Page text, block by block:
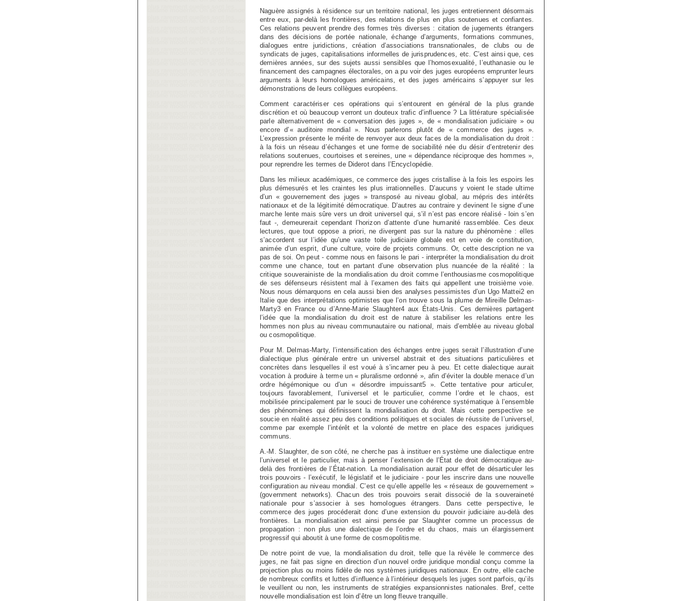
Naguère assignés à résidence sur un territoire national, les juges entretiennent désormais
entre eux, par-delà les frontières, des relations de plus en plus soutenues et confiantes.
Ces relations peuvent prendre des formes très diverses : citation de jugements étrangers
dans des décisions de portée nationale, échange d’arguments, formations communes,
dialogues entre juridictions, création d’associations transnationales, de clubs ou de
syndicats de juges, capitalisations informelles de jurisprudences, etc. C’est ainsi que, ces
dernières années, sur des sujets aussi sensibles que l’homosexualité, l’euthanasie ou le
financement des campagnes électorales, on a pu voir des juges européens emprunter leurs
arguments à leurs homologues américains, et des juges américains s’appuyer sur les
démonstrations de leurs collègues européens.
Comment caractériser ces opérations qui s’entourent en général de la plus grande
discrétion et où beaucoup verront un douteux trafic d’influence ? La littérature spécialisée
parle alternativement de « conversation des juges », de « mondialisation judiciaire » ou
encore d’« auditoire mondial ». Nous parlerons plutôt de « commerce des juges ».
L’expression présente le mérite de renvoyer aux deux faces de la mondialisation du droit :
à la fois un réseau d’échanges et une forme de sociabilité née du désir d’entretenir des
relations soutenues, courtoises et sereines, une « dépendance réciproque des hommes »,
pour reprendre les termes de Diderot dans l’Encyclopédie.
Dans les milieux académiques, ce commerce des juges cristallise à la fois les espoirs les
plus démesurés et les craintes les plus irrationnelles. D’aucuns y voient le stade ultime
d’un « gouvernement des juges » transposé au niveau global, au mépris des intérêts
nationaux et de la légitimité démocratique. D’autres au contraire y devinent le signe d’une
marche lente mais sûre vers un droit universel qui, s’il n’est pas encore réalisé - loin s’en
faut -, demeurerait cependant l’horizon d’attente d’une humanité rassemblée. Ces deux
lectures, que tout oppose a priori, ne divergent pas sur la nature du phénomène : elles
s’accordent sur l’idée qu’une vaste toile judiciaire globale est en voie de constitution,
animée d’un esprit, d’une culture, voire de projets communs. Or, cette description ne va
pas de soi. On peut - comme nous en faisons le pari - interpréter la mondialisation du droit
comme une chance, tout en partant d’une observation plus nuancée de la réalité : la
critique souverainiste de la mondialisation du droit comme l’enthousiasme cosmopolitique
de ses défenseurs résistent mal à l’examen des faits qui appellent une troisième voie.
Nous nous démarquons en cela aussi bien des analyses pessimistes d’un Ugo Mattei2 en
Italie que des interprétations optimistes que l’on trouve sous la plume de Mireille Delmas-
Marty3 en France ou d’Anne-Marie Slaughter4 aux États-Unis. Ces dernières partagent
l’idée que la mondialisation du droit est de nature à stabiliser les relations entre les
hommes non plus au niveau communautaire ou national, mais d’emblée au niveau global
ou cosmopolitique.
Pour M. Delmas-Marty, l’intensification des échanges entre juges serait l’illustration d’une
dialectique plus générale entre un universel abstrait et des situations particulières et
concrètes dans lesquelles il est voué à s’incarner peu à peu. Et cette dialectique aurait
vocation à produire à terme un « pluralisme ordonné », afin d’éviter la double menace d’un
ordre hégémonique ou d’un « désordre impuissant5 ». Cette tentative pour articuler,
toujours favorablement, l’universel et le particulier, comme l’ordre et le chaos, est
mobilisée principalement par le souci de trouver une cohérence systématique à l’ensemble
des phénomènes qui définissent la mondialisation du droit. Mais cette perspective se
soucie en réalité assez peu des conditions politiques et sociales de réussite de l’universel,
comme par exemple l’intérêt et la volonté de mettre en place des espaces juridiques
communs.
A.-M. Slaughter, de son côté, ne cherche pas à instituer en système une dialectique entre
l’universel et le particulier, mais à penser l’extension de l’État de droit démocratique au-
delà des frontières de l’État-nation. La mondialisation aurait pour effet de désarticuler les
trois pouvoirs - l’exécutif, le législatif et le judiciaire - pour les inscrire dans une nouvelle
configuration au niveau mondial. C’est ce qu’elle appelle les « réseaux de gouvernement »
(government networks). Chacun des trois pouvoirs serait dissocié de la souveraineté
nationale pour s’associer à ses homologues étrangers. Dans cette perspective, le
commerce des juges procéderait donc d’une extension du pouvoir judiciaire au-delà des
frontières. La mondialisation est ainsi pensée par Slaughter comme un processus de
propagation : non plus une dialectique de l’ordre et du chaos, mais un élargissement
progressif qui aboutit à une forme de cosmopolitisme.
De notre point de vue, la mondialisation du droit, telle que la révèle le commerce des
juges, ne fait pas signe en direction d’un nouvel ordre juridique mondial conçu comme la
projection plus ou moins fidèle de nos systèmes juridiques nationaux. En outre, elle cache
de nombreux conflits et luttes d’influence à l’intérieur desquels les juges sont parfois, qu’ils
le veuillent ou non, les instruments de stratégies expansionnistes nationales. Bref, cette
nouvelle mondialisation est loin d’être un long fleuve tranquille.